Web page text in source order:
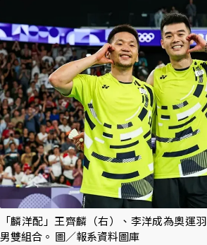
「麟洋配」王齊麟（右）、李洋成為奧運
男雙組合。 圖／報系資料圖庫